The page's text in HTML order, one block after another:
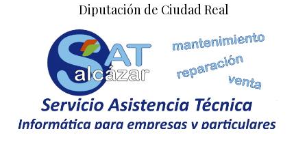
Diputación de Ciudad Real